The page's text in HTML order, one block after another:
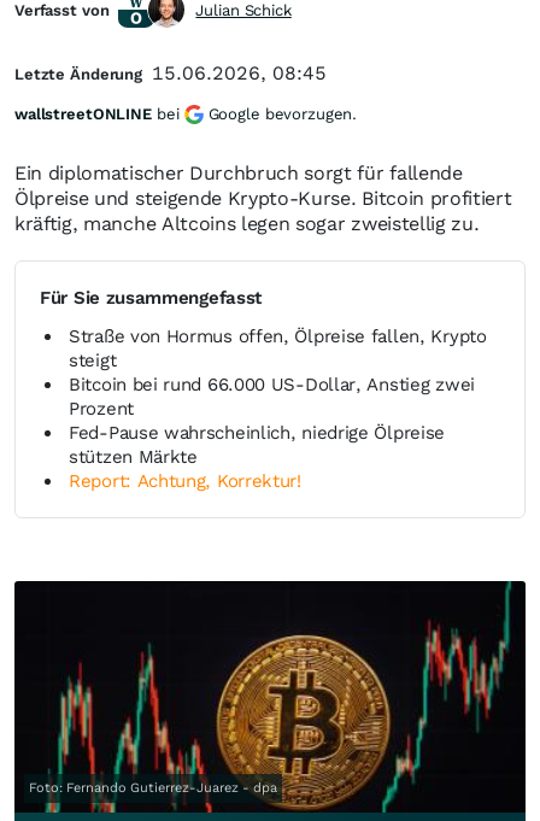
Ein diplomatischer Durchbruch sorgt für fallende
Ölpreise und steigende Krypto-Kurse. Bitcoin profitiert
kräftig, manche Altcoins legen sogar zweistellig zu.
Für Sie zusammengefasst
Straße von Hormus offen, Ölpreise fallen, Krypto
steigt
Bitcoin bei rund 66.000 US-Dollar, Anstieg zwei
Prozent
Fed-Pause wahrscheinlich, niedrige Ölpreise
stützen Märkte
Report: Achtung, Korrektur!
Foto: Fernando Gutierrez-Juarez - dpa
Verfasst von Julian Schick
Letzte Änderung 15.06.2026, 08:45
wallstreetONLINE bei Google bevorzugen.